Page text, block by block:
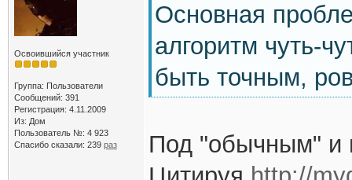
Освоившийся участник
Группа: Пользователи
Сообщений: 391
Регистрация: 4.11.2009
Из: Дом
Пользователь №: 4 923
Спасибо сказали: 239 раз
Основная
алгоритм чуть-
быть точным,
Под "обычным" и